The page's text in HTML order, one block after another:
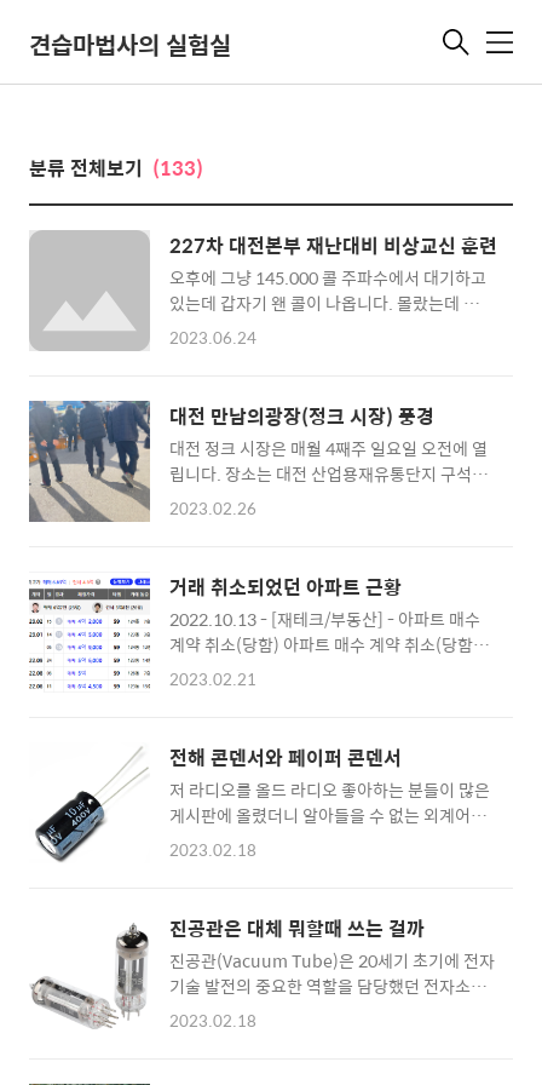
견습마법사의 실험실 메
분류 전체보기 (133)
227차 대전본부 재난대비 비상교신 훈련
오후에 그냥 145.000 콜 주파수에서 대기하고
있는데 갑자기 왠 콜이 나옵니다. 몰랐는데 매주
토요일 오후 3시에 145.100 에서 재난대비 비
주파수 대역으로 바로 다이렉트 교신을 하는군
요. 신기하네요. 우연히.. 1번으로 교신을 하고
대기하면서 다른 OM님들 말을 들어보니..아무
것도 안들립니다 ㅜㅜ.. 교신 내용으로 미루어..
대전 유성, 삼성동 등등에서 전파를 보내는 분들
넘어가야 하려나 봅니다.
2023.06.24
대전 만남의광장(정크 시장) 풍경
대전 정크 시장은 매월 4째주 일요일 오전에 열
립니다. 장소는 대전 산업용재유통단지 구석에
서 하구요.. 대충 이런 모습입니다.
2023.02.26
거래 취소되었던 아파트 근황
2022.10.13 - [재테크/부동산] - 아파트 매수
계약 취소(당함) 아파트 매수 계약 취소(당함)
여지껏 꽤 여러개의 부동산을 사고 팔았지만 계
배를 지불하고 계약을 취소 시켰습니다. 주말이
라 magicboy.net 를 당했던 아파트 근황을 가
끔 들여다 봅니다. 마치 가보지 않은 길에 대한
아쉬움 같은 느낌으로다가 ... 9월 말경에 4.9억
에 계약서를 쓰고 10월 중순에 거래 취소 당했
욱 심하네요. 4.2억 매매가 되었고, 정상 거래네
요. 현재 최저가 매물은 5억대인데.. 아마
2~3000은 깍을 수 있어 보..
2023.02.21
전해 콘덴서와 페이퍼 콘덴서
저 라디오를 올드 라디오 좋아하는 분들이 많은
게시판에 올렸더니 알아들을 수 없는 외계어
로..조언을 많이 해주시네요. 하지만 전 알아들
콘덴서는 교체를 해야 한다고 합니다. 근데...대
체 그게 뭔지를 모르는데...후.. 또 조사해봅니
다. 전해 콘덴서 전해 콘덴서는 전기를 저장하는
전자 부품 중 하나입니다. 일반적으로 전해 콘덴
서는 두 개의 전극 사이에 전해질이라는 전해질
2023.02.18
진공관은 대체 뭐할때 쓰는 걸까
진공관(Vacuum Tube)은 20세기 초기에 전자
기술 발전의 중요한 역할을 담당했던 전자소자
입니다. 진공관은 전기 신호를 증폭하고 변환하
2023.02.18